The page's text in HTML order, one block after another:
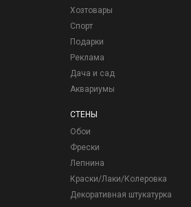
Хозтовары
Спорт
Подарки
Реклама
Дача и сад
Аквариумы
СТЕНЫ
Обои
Фрески
Лепнина
Краски/Лаки/Колеровка
Декоративная штукатурка